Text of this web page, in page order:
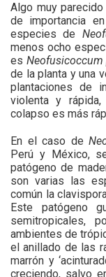
Algo muy
de importancia
especies de
menos ocho
es Neofusicoccum
de la planta y una
plantaciones de
violenta y
colapso es más
En el caso de
Perú y México,
patógeno de
son varias las
común la
Este patógeno
semitropicales,
ambientes de
el anillado de las
marrón y
creciendo, salvo